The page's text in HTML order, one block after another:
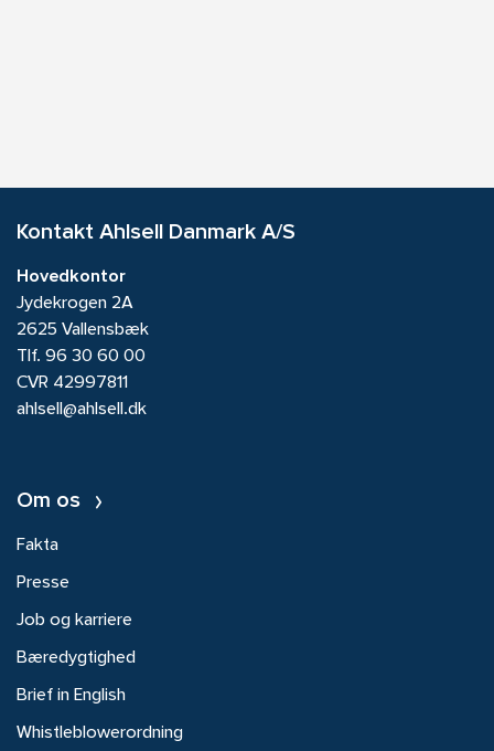
Kontakt Ahlsell Danmark A/S
Hovedkontor
Jydekrogen 2A
2625 Vallensbæk
Tlf. 96 30 60 00
CVR 42997811
ahlsell@ahlsell.dk
Om os
Fakta
Presse
Job og karriere
Bæredygtighed
Brief in English
Whistleblowerordning